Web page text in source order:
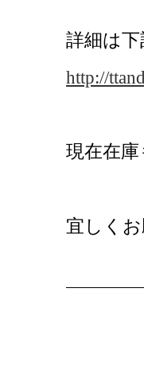
詳細は
http://
現在在
宜しく